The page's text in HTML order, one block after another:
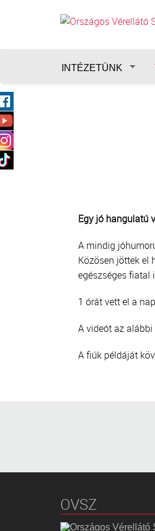
INTÉZETÜNK
Egy jó hangulatú
A mindig
Közösen jöttek el
egészséges fiatal
1 órát vett el a
A videót az
A fiúk példáját
OVSZ